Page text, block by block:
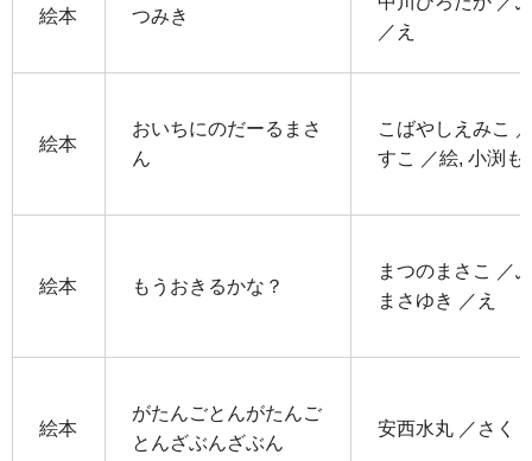
絵本 つみき
／え
絵本
おいちにのだーるまさ
ん
こばやしえみこ
すこ ／絵, 小渕も
絵本 もうおきるかな？
まつのまさこ ／
まさゆき ／え
絵本
がたんごとんがたんご
とんざぶんざぶん
安西水丸 ／さく